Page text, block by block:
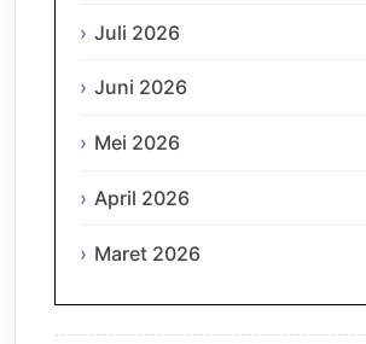
Juli 2026
Juni 2026
Mei 2026
April 2026
Maret 2026